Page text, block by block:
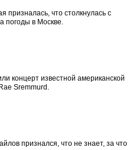
призналась, что столкнулась с
погоды в Москве.
концерт известной американской
Sremmurd.
признался, что не знает, за что